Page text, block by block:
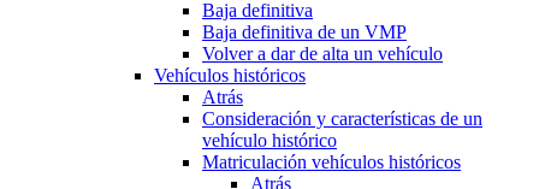
Baja definitiva
Baja definitiva de un VMP
Volver a dar de alta un vehículo
Vehículos históricos
Atrás
Consideración y características de un
vehículo histórico
Matriculación vehículos históricos
Atrás